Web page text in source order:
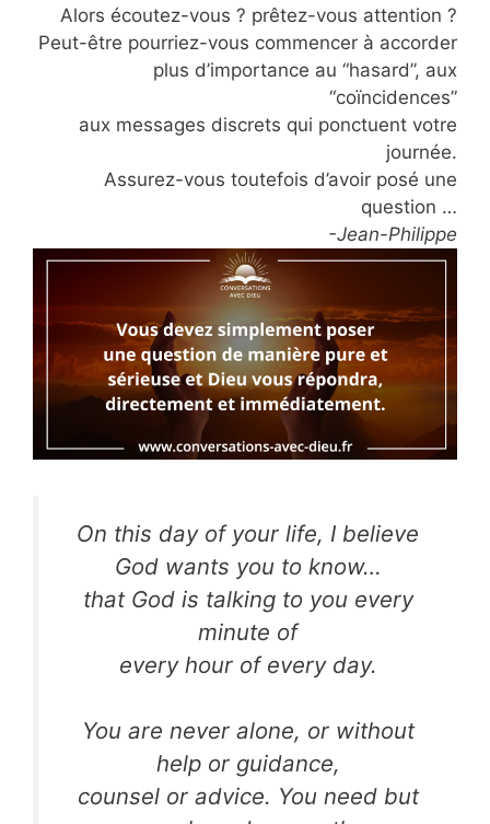
Alors écoutez-vous ? prêtez-vous attention ?
Peut-être pourriez-vous commencer à accorder
plus d’importance au “hasard”, aux
“coïncidences”
aux messages discrets qui ponctuent votre
journée.
Assurez-vous toutefois d’avoir posé une
question …
-Jean-Philippe
On this day of your life, I believe
God wants you to know…
that God is talking to you every
minute of
every hour of every day.
You are never alone, or without
help or guidance,
counsel or advice. You need but